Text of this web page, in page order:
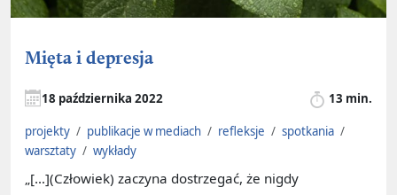
Mięta i depresja
18 października 2022 13 min.
projekty / publikacje w mediach / refleksje / spotkania /
warsztaty / wykłady
„[…](Człowiek) zaczyna dostrzegać, że nigdy